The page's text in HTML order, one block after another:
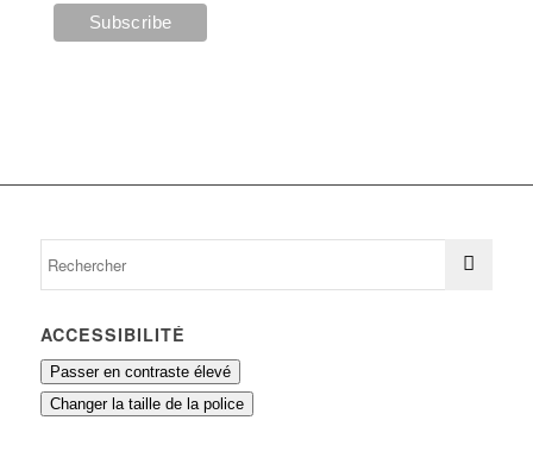
ACCESSIBILITÉ
Passer en contraste élevé
Changer la taille de la police